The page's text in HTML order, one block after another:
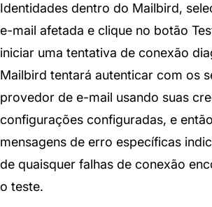
Identidades dentro do Mailbird,
e-mail afetada e clique no botão
iniciar uma tentativa de conexão
Mailbird tentará autenticar com os
provedor de e-mail usando suas
configurações configuradas, e
mensagens de erro específicas
de quaisquer falhas de conexão
o teste.